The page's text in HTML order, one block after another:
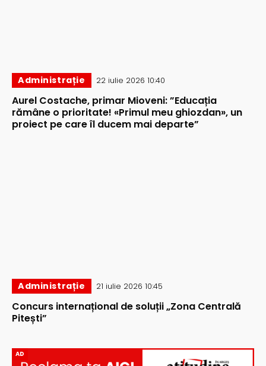
Administrație 22 iulie 2026 10:40
Aurel Costache, primar Mioveni: ”Educația
rămâne o prioritate! «Primul meu ghiozdan», un
proiect pe care îl ducem mai departe”
Administrație 21 iulie 2026 10:45
Concurs internațional de soluții „Zona Centrală
Pitești”
AD